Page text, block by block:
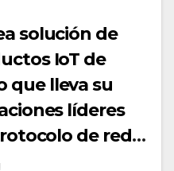
solución de
IoT de
que lleva su
líderes
de red